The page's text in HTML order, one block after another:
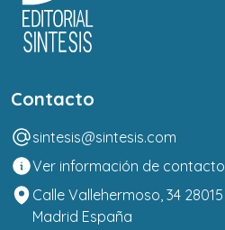
Contacto
sintesis@sintesis.com
Ver información de contacto
Calle Vallehermoso, 34 28015
Madrid España